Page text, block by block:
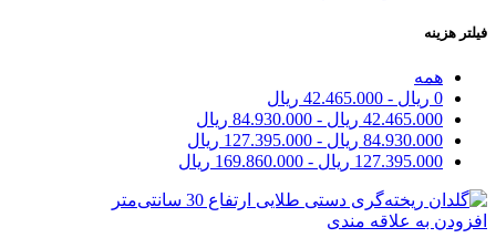
فیلتر هزینه
همه
0 ریال -
42.465.000 ریال
42.465.000 ریال -
84.930.000 ریال
84.930.000 ریال -
127.395.000 ریال
127.395.000 ریال -
169.860.000 ریال
افزودن به علاقه مندی